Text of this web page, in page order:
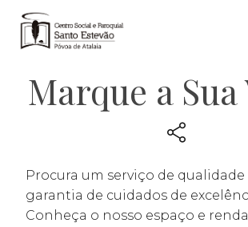
Marque a
Procura um serviço de qualidade
garantia de cuidados de
Conheça o nosso espaço e